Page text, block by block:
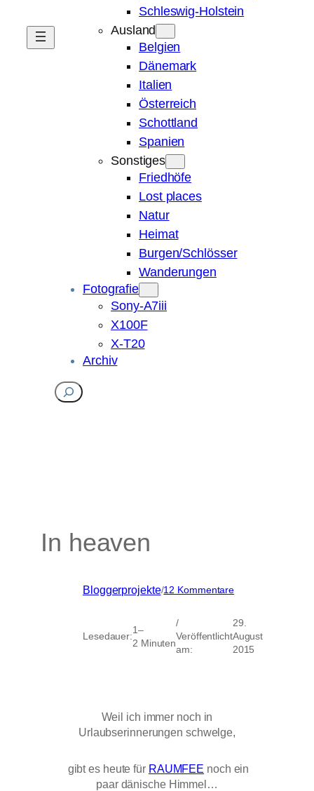
Schleswig-Holstein
Ausland
Belgien
Dänemark
Italien
Österreich
Schottland
Spanien
Sonstiges
Friedhöfe
Lost places
Natur
Heimat
Burgen/Schlösser
Wanderungen
Fotografie
Sony-A7iii
X100F
X-T20
Archiv
Suchen
In heaven
Bloggerprojekte/12 Kommentarezu
Lesedauer:
1–
2 Minuten
/
Veröffentlicht
am:
29.
August
2015
Weil ich immer noch in
Urlaubserinnerungen schwelge,
gibt es heute für RAUMFEE noch ein
paar dänische Himmel…